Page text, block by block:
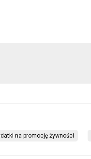
na promocję żywności